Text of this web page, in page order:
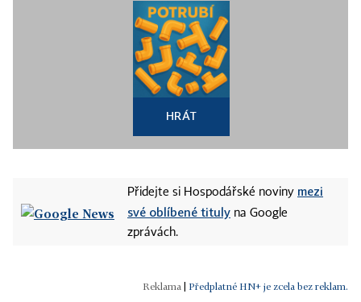
HRÁT
Přidejte si Hospodářské noviny mezi
své oblíbené tituly na Google
zprávách.
Předplatné HN+ je zcela bez reklam.